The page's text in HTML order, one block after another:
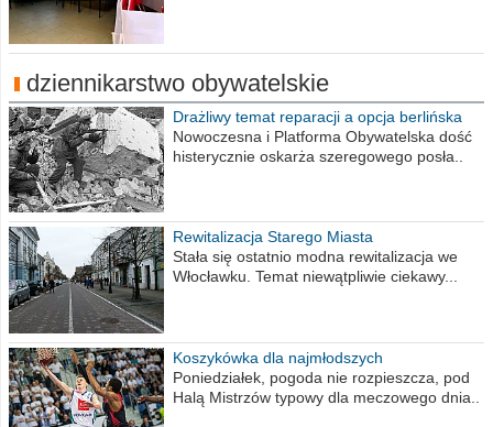
dziennikarstwo obywatelskie
Drażliwy temat reparacji a opcja berlińska
Nowoczesna i Platforma Obywatelska dość
histerycznie oskarża szeregowego posła..
Rewitalizacja Starego Miasta
Stała się ostatnio modna rewitalizacja we
Włocławku. Temat niewątpliwie ciekawy...
Koszykówka dla najmłodszych
Poniedziałek, pogoda nie rozpieszcza, pod
Halą Mistrzów typowy dla meczowego dnia..